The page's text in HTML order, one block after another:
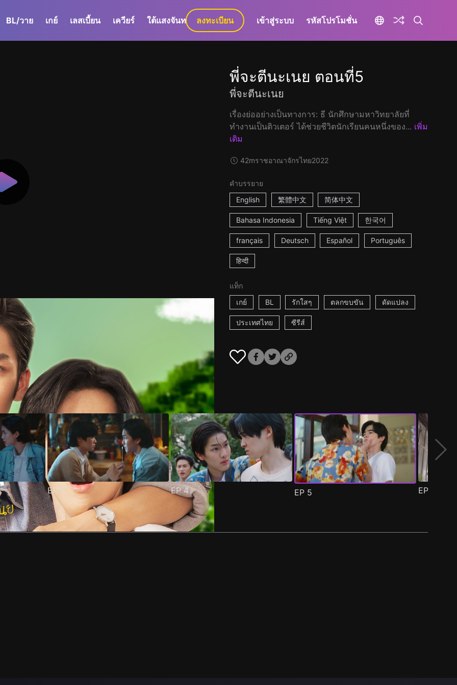
BL/วาย เกย์ เลสเบี้ยน เควียร์ ใต้แสงจันทร์ GaLa+
ลงทะเบียน เข้าสู่ระบบ รหัสโปรโมชั่น
พี่จะตีนะเนย ตอนที่5
พี่จะตีนะเนย
เรื่องย่ออย่างเป็นทางการ: ธี นักศึกษามหาวิทยาลัยที่
ทำงานเป็นติวเตอร์ ได้ช่วยชีวิตนักเรียนคนหนึ่งของ... เพิ่ม
เติม
42mราชอาณาจักรไทย2022
คำบรรยาย
English
繁體中文 简体中文
Bahasa Indonesia Tiếng Việt 한국어
français Deutsch Español Português
हिन्दी
แท็ก
เกย์
BL รักใสๆ ตลกขบขัน ดัดแปลง
ประเทศไทย ซีรีส์
EP 3 EP4 EP 5 EP